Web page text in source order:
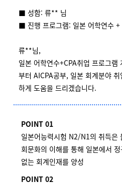
■ 성함: 류** 님
■ 진행 프로그램: 일본 어학연수
류**님,
일본 어학연수+CPA취업 프로그램
부터 AICPA공부, 일본 회계분야
하게 도움을 드리겠습니다.
POINT 01
일본어능력시험 N2/N1의 취득은
회문화의 이해를 통해 일본에서
없는 회계인재를 양성
POINT 02